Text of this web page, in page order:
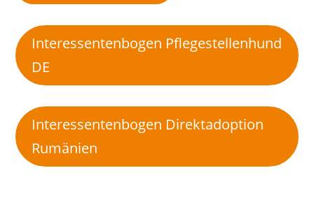
Interessentenbogen Pflegestellenhund
DE
Interessentenbogen Direktadoption
Rumänien